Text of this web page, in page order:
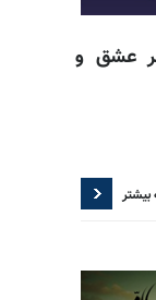
عشق و
بیشتر